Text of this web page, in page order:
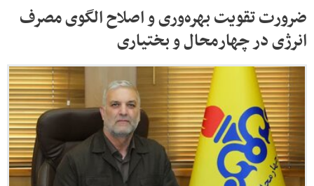
ضرورت تقویت بهره‌وری و اصلاح الگوی مصرف
انرژی در چهارمحال و بختیاری